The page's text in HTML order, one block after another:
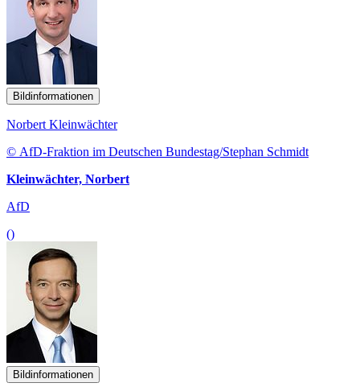
Bildinformationen
Norbert Kleinwächter
© AfD-Fraktion im Deutschen Bundestag/Stephan Schmidt
Kleinwächter, Norbert
AfD
()
Bildinformationen